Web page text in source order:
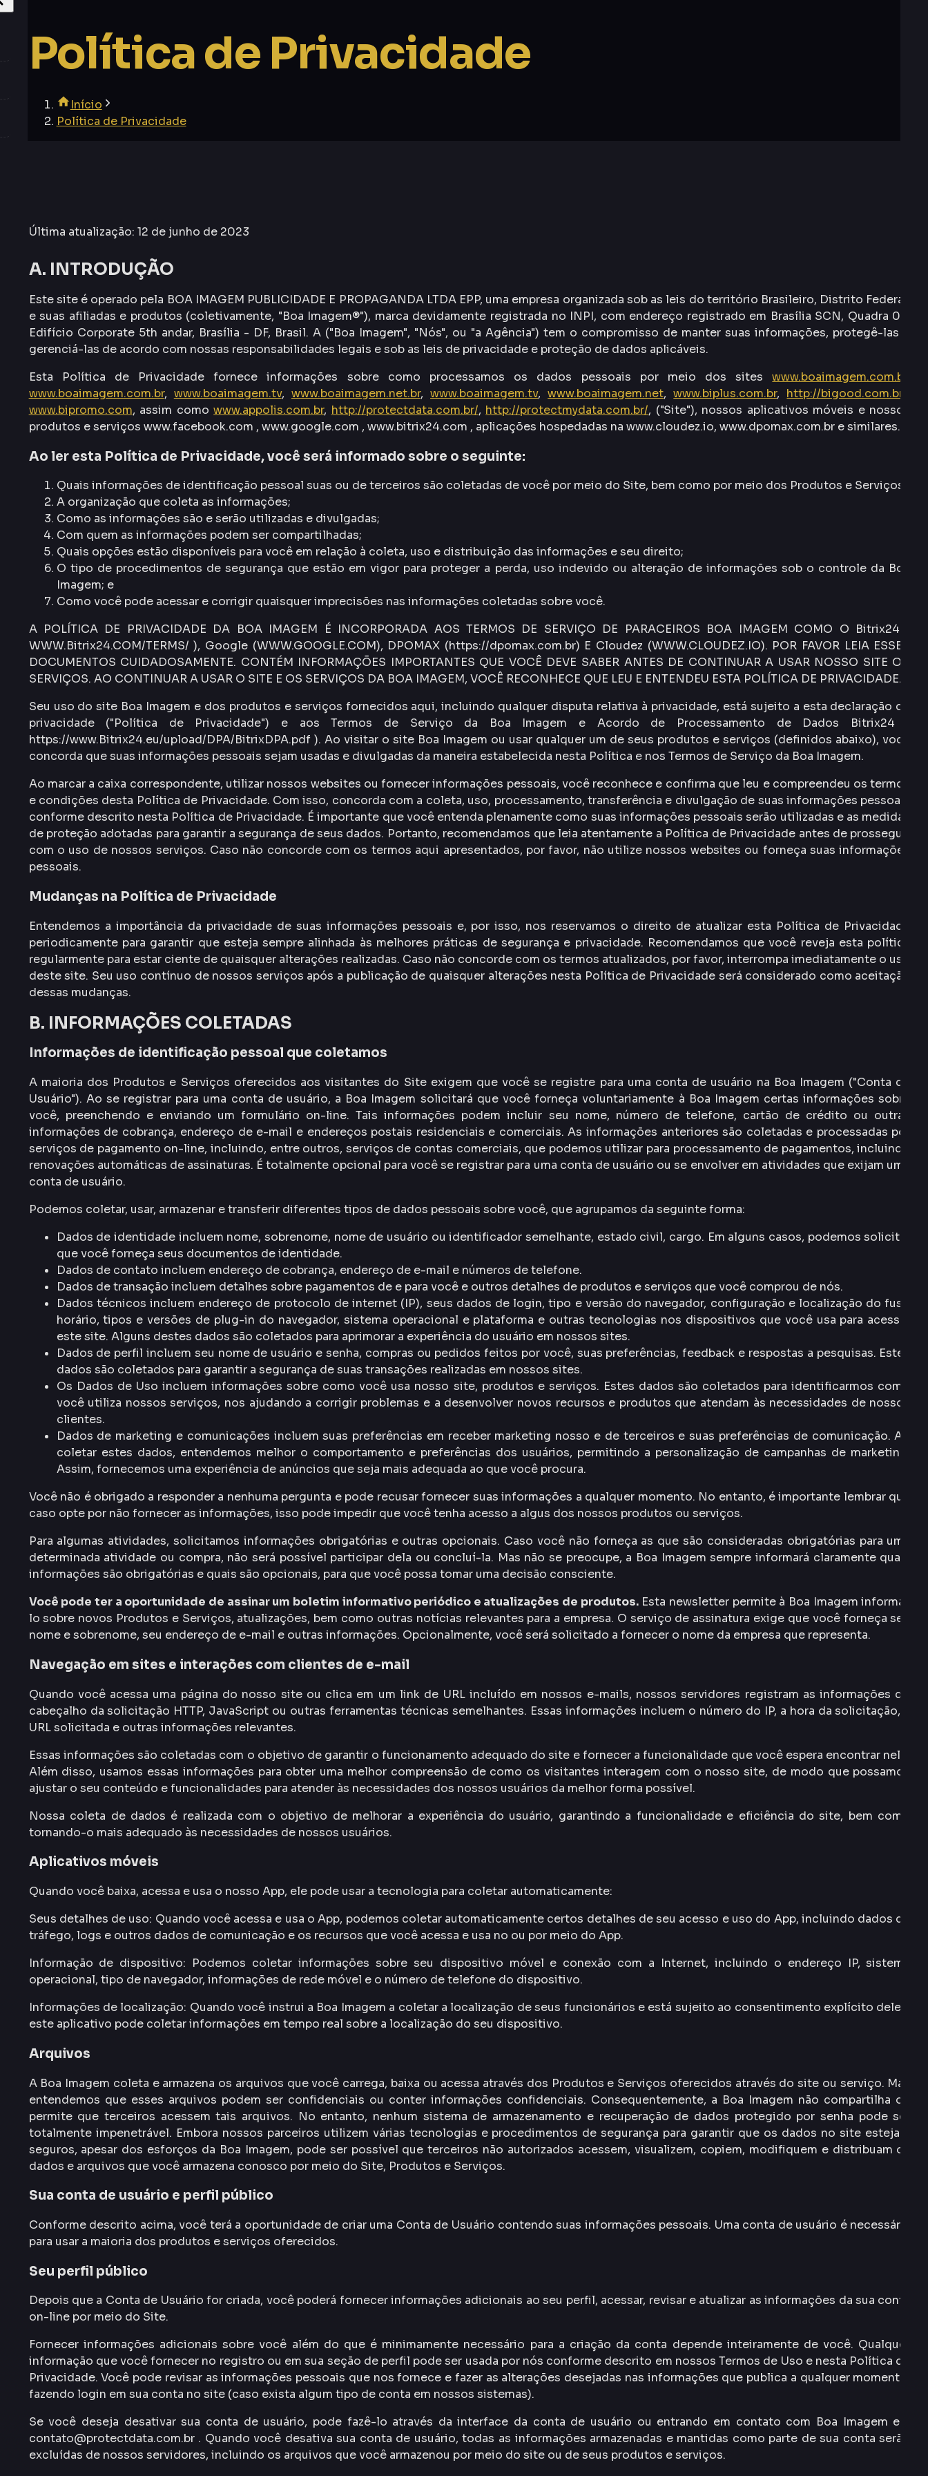
Política de Privacidade
Início
Política de Privacidade
Última atualização: 12 de junho de 2023
A. INTRODUÇÃO
Este site é operado pela BOA IMAGEM PUBLICIDADE E PROPAGANDA LTDA EPP, uma empresa organizada sob as leis do território Brasileiro, Distrito Federal,
e suas afiliadas e produtos (coletivamente, "Boa Imagem®"), marca devidamente registrada no INPI, com endereço registrado em Brasília SCN, Quadra 02,
Edifício Corporate 5th andar, Brasília - DF, Brasil. A ("Boa Imagem", "Nós", ou "a Agência") tem o compromisso de manter suas informações, protegê-las e
gerenciá-las de acordo com nossas responsabilidades legais e sob as leis de privacidade e proteção de dados aplicáveis.
Esta Política de Privacidade fornece informações sobre como processamos os dados pessoais por meio dos siteswww.boaimagem.com.br
www.boaimagem.com.br, www.boaimagem.tv, www.boaimagem.net.br,www.boaimagem.tv,www.boaimagem.net,www.biplus.com.br, http://bigood.com.br/
www.bipromo.com, assim comowww.appolis.com.br, http://protectdata.com.br/, http://protectmydata.com.br/, ("Site"), nossos aplicativos móveis e nossos
produtos e serviços www.facebook.com , www.google.com , www.bitrix24.com , aplicações hospedadas na www.cloudez.io, www.dpomax.com.br e similares.
Ao ler esta Política de Privacidade, você será informado sobre o seguinte:
Quais informações de identificação pessoal suas ou de terceiros são coletadas de você por meio do Site, bem como por meio dos Produtos e Serviços;
A organização que coleta as informações;
Como as informações são e serão utilizadas e divulgadas;
Com quem as informações podem ser compartilhadas;
Quais opções estão disponíveis para você em relação à coleta, uso e distribuição das informações e seu direito;
O tipo de procedimentos de segurança que estão em vigor para proteger a perda, uso indevido ou alteração de informações sob o controle da Boa
Imagem; e
Como você pode acessar e corrigir quaisquer imprecisões nas informações coletadas sobre você.
A POLÍTICA DE PRIVACIDADE DA BOA IMAGEM É INCORPORADA AOS TERMOS DE SERVIÇO DE PARACEIROS BOA IMAGEM COMO O Bitrix24 (
WWW.Bitrix24.COM/TERMS/ ), Google (WWW.GOOGLE.COM), DPOMAX (https://dpomax.com.br) E Cloudez (WWW.CLOUDEZ.IO). POR FAVOR LEIA ESSES
DOCUMENTOS CUIDADOSAMENTE. CONTÉM INFORMAÇÕES IMPORTANTES QUE VOCÊ DEVE SABER ANTES DE CONTINUAR A USAR NOSSO SITE OU
SERVIÇOS. AO CONTINUAR A USAR O SITE E OS SERVIÇOS DA BOA IMAGEM, VOCÊ RECONHECE QUE LEU E ENTENDEU ESTA POLÍTICA DE PRIVACIDADE.
Seu uso do site Boa Imagem e dos produtos e serviços fornecidos aqui, incluindo qualquer disputa relativa à privacidade, está sujeito a esta declaração de
privacidade ("Política de Privacidade") e aos Termos de Serviço da Boa Imagem e Acordo de Processamento de Dados Bitrix24 (
https://www.Bitrix24.eu/upload/DPA/BitrixDPA.pdf ). Ao visitar o site Boa Imagem ou usar qualquer um de seus produtos e serviços (definidos abaixo), você
concorda que suas informações pessoais sejam usadas e divulgadas da maneira estabelecida nesta Política e nos Termos de Serviço da Boa Imagem.
Ao marcar a caixa correspondente, utilizar nossos websites ou fornecer informações pessoais, você reconhece e confirma que leu e compreendeu os termos
e condições desta Política de Privacidade. Com isso, concorda com a coleta, uso, processamento, transferência e divulgação de suas informações pessoais
conforme descrito nesta Política de Privacidade. É importante que você entenda plenamente como suas informações pessoais serão utilizadas e as medidas
de proteção adotadas para garantir a segurança de seus dados. Portanto, recomendamos que leia atentamente a Política de Privacidade antes de prosseguir
com o uso de nossos serviços. Caso não concorde com os termos aqui apresentados, por favor, não utilize nossos websites ou forneça suas informações
pessoais.
Mudanças na Política de Privacidade
Entendemos a importância da privacidade de suas informações pessoais e, por isso, nos reservamos o direito de atualizar esta Política de Privacidade
periodicamente para garantir que esteja sempre alinhada às melhores práticas de segurança e privacidade. Recomendamos que você reveja esta política
regularmente para estar ciente de quaisquer alterações realizadas. Caso não concorde com os termos atualizados, por favor, interrompa imediatamente o uso
deste site. Seu uso contínuo de nossos serviços após a publicação de quaisquer alterações nesta Política de Privacidade será considerado como aceitação
dessas mudanças.
B. INFORMAÇÕES COLETADAS
Informações de identificação pessoal que coletamos
A maioria dos Produtos e Serviços oferecidos aos visitantes do Site exigem que você se registre para uma conta de usuário na Boa Imagem ("Conta de
Usuário"). Ao se registrar para uma conta de usuário, a Boa Imagem solicitará que você forneça voluntariamente à Boa Imagem certas informações sobre
você, preenchendo e enviando um formulário on-line. Tais informações podem incluir seu nome, número de telefone, cartão de crédito ou outras
informações de cobrança, endereço de e-mail e endereços postais residenciais e comerciais. As informações anteriores são coletadas e processadas por
serviços de pagamento on-line, incluindo, entre outros, serviços de contas comerciais, que podemos utilizar para processamento de pagamentos, incluindo
renovações automáticas de assinaturas. É totalmente opcional para você se registrar para uma conta de usuário ou se envolver em atividades que exijam uma
conta de usuário.
Podemos coletar, usar, armazenar e transferir diferentes tipos de dados pessoais sobre você, que agrupamos da seguinte forma:
Dados de identidade incluem nome, sobrenome, nome de usuário ou identificador semelhante, estado civil, cargo. Em alguns casos, podemos solicitar
que você forneça seus documentos de identidade.
Dados de contato incluem endereço de cobrança, endereço de e-mail e números de telefone.
Dados de transação incluem detalhes sobre pagamentos de e para você e outros detalhes de produtos e serviços que você comprou de nós.
Dados técnicos incluem endereço de protocolo de internet (IP), seus dados de login, tipo e versão do navegador, configuração e localização do fuso
horário, tipos e versões de plug-in do navegador, sistema operacional e plataforma e outras tecnologias nos dispositivos que você usa para acessar
este site. Alguns destes dados são coletados para aprimorar a experiência do usuário em nossos sites.
Dados de perfil incluem seu nome de usuário e senha, compras ou pedidos feitos por você, suas preferências, feedback e respostas a pesquisas. Estes
dados são coletados para garantir a segurança de suas transações realizadas em nossos sites.
Os Dados de Uso incluem informações sobre como você usa nosso site, produtos e serviços. Estes dados são coletados para identificarmos como
você utiliza nossos serviços, nos ajudando a corrigir problemas e a desenvolver novos recursos e produtos que atendam às necessidades de nossos
clientes.
Dados de marketing e comunicações incluem suas preferências em receber marketing nosso e de terceiros e suas preferências de comunicação. Ao
coletar estes dados, entendemos melhor o comportamento e preferências dos usuários, permitindo a personalização de campanhas de marketing.
Assim, fornecemos uma experiência de anúncios que seja mais adequada ao que você procura.
Você não é obrigado a responder a nenhuma pergunta e pode recusar fornecer suas informações a qualquer momento. No entanto, é importante lembrar que
caso opte por não fornecer as informações, isso pode impedir que você tenha acesso a algus dos nossos produtos ou serviços.
Para algumas atividades, solicitamos informações obrigatórias e outras opcionais. Caso você não forneça as que são consideradas obrigatórias para uma
determinada atividade ou compra, não será possível participar dela ou concluí-la. Mas não se preocupe, a Boa Imagem sempre informará claramente quais
informações são obrigatórias e quais são opcionais, para que você possa tomar uma decisão consciente.
Você pode ter a oportunidade de assinar um boletim informativo periódico e atualizações de produtos.Esta newsletter permite à Boa Imagem informá-
lo sobre novos Produtos e Serviços, atualizações, bem como outras notícias relevantes para a empresa. O serviço de assinatura exige que você forneça seu
nome e sobrenome, seu endereço de e-mail e outras informações. Opcionalmente, você será solicitado a fornecer o nome da empresa que representa.
Navegação em sites e interações com clientes de e-mail
Quando você acessa uma página do nosso site ou clica em um link de URL incluído em nossos e-mails, nossos servidores registram as informações do
cabeçalho da solicitação HTTP, JavaScript ou outras ferramentas técnicas semelhantes. Essas informações incluem o número do IP, a hora da solicitação, a
URL solicitada e outras informações relevantes.
Essas informações são coletadas com o objetivo de garantir o funcionamento adequado do site e fornecer a funcionalidade que você espera encontrar nele.
Além disso, usamos essas informações para obter uma melhor compreensão de como os visitantes interagem com o nosso site, de modo que possamos
ajustar o seu conteúdo e funcionalidades para atender às necessidades dos nossos usuários da melhor forma possível.
Nossa coleta de dados é realizada com o objetivo de melhorar a experiência do usuário, garantindo a funcionalidade e eficiência do site, bem como
tornando-o mais adequado às necessidades de nossos usuários.
Aplicativos móveis
Quando você baixa, acessa e usa o nosso App, ele pode usar a tecnologia para coletar automaticamente:
Seus detalhes de uso: Quando você acessa e usa o App, podemos coletar automaticamente certos detalhes de seu acesso e uso do App, incluindo dados de
tráfego, logs e outros dados de comunicação e os recursos que você acessa e usa no ou por meio do App.
Informação de dispositivo: Podemos coletar informações sobre seu dispositivo móvel e conexão com a Internet, incluindo o endereço IP, sistema
operacional, tipo de navegador, informações de rede móvel e o número de telefone do dispositivo.
Informações de localização: Quando você instrui a Boa Imagem a coletar a localização de seus funcionários e está sujeito ao consentimento explícito deles,
este aplicativo pode coletar informações em tempo real sobre a localização do seu dispositivo.
Arquivos
A Boa Imagem coleta e armazena os arquivos que você carrega, baixa ou acessa através dos Produtos e Serviços oferecidos através do site ou serviço. Mas
entendemos que esses arquivos podem ser confidenciais ou conter informações confidenciais. Consequentemente, a Boa Imagem não compartilha ou
permite que terceiros acessem tais arquivos. No entanto, nenhum sistema de armazenamento e recuperação de dados protegido por senha pode ser
totalmente impenetrável. Embora nossos parceiros utilizem várias tecnologias e procedimentos de segurança para garantir que os dados no site estejam
seguros, apesar dos esforços da Boa Imagem, pode ser possível que terceiros não autorizados acessem, visualizem, copiem, modifiquem e distribuam os
dados e arquivos que você armazena conosco por meio do Site, Produtos e Serviços.
Sua conta de usuário e perfil público
Conforme descrito acima, você terá a oportunidade de criar uma Conta de Usuário contendo suas informações pessoais. Uma conta de usuário é necessária
para usar a maioria dos produtos e serviços oferecidos.
Seu perfil público
Depois que a Conta de Usuário for criada, você poderá fornecer informações adicionais ao seu perfil, acessar, revisar e atualizar as informações da sua conta
on-line por meio do Site.
Fornecer informações adicionais sobre você além do que é minimamente necessário para a criação da conta depende inteiramente de você. Qualquer
informação que você fornecer no registro ou em sua seção de perfil pode ser usada por nós conforme descrito em nossos Termos de Uso e nesta Política de
Privacidade. Você pode revisar as informações pessoais que nos fornece e fazer as alterações desejadas nas informações que publica a qualquer momento,
fazendo login em sua conta no site (caso exista algum tipo de conta em nossos sistemas).
Se você deseja desativar sua conta de usuário, pode fazê-lo através da interface da conta de usuário ou entrando em contato com Boa Imagem em
contato@protectdata.com.br . Quando você desativa sua conta de usuário, todas as informações armazenadas e mantidas como parte de sua conta serão
excluídas de nossos servidores, incluindo os arquivos que você armazenou por meio do site ou de seus produtos e serviços.